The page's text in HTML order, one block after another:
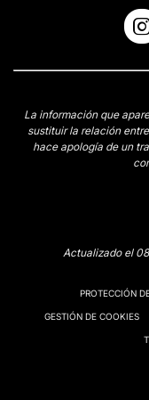
La información que
sustituir la relación
hace apología de un
Actualizado el
PROTECCIÓN
GESTIÓN DE COOKIES